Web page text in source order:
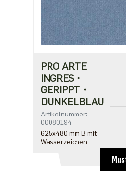
PRO ARTE
INGRES・
GERIPPT・
DUNKELBLAU
Artikelnummer:
00080194
625x480 mm B mit
Wasserzeichen